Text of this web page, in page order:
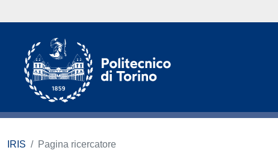
IRIS Pagina ricercatore